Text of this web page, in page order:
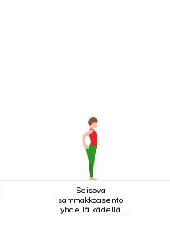
Seisova
sammakkoasento
yhdellä kädellä